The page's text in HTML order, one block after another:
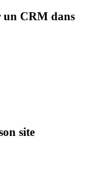
un CRM dans
site